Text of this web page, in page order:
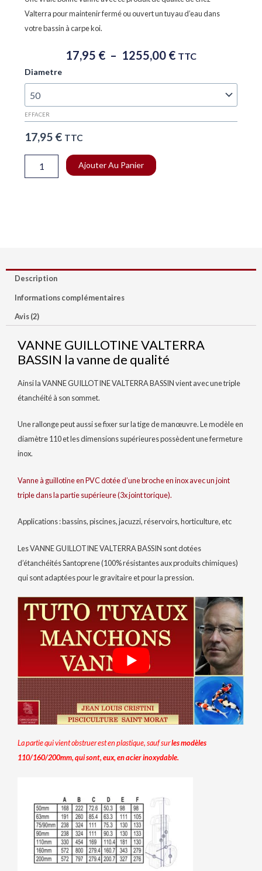
client
Valterra pour maintenir fermé ou ouvert un tuyau d’eau dans
votre bassin à carpe koi.
17,95 € – 1255,00 €Plage
Prix :
À
1255,00 €
TTC
Diametre
EFFACER
17,95 € TTC
quantité
de
Vanne
guillotine
VALTERRA
Ajouter Au Panier
Description
Informations complémentaires
Avis (2)
VANNE GUILLOTINE VALTERRA
BASSIN la vanne de qualité
Ainsi la VANNE GUILLOTINE VALTERRA BASSIN vient avec une triple
étanchéité à son sommet.
Une rallonge peut aussi se fixer sur la tige de manœuvre. Le modèle en
diamètre 110 et les dimensions supérieures possèdent une fermeture
inox.
Vanne à guillotine en PVC dotée d’une broche en inox avec un joint
triple dans la partie supérieure (3x joint torique).
Applications : bassins, piscines, jacuzzi, réservoirs, horticulture, etc
Les VANNE GUILLOTINE VALTERRA BASSIN sont dotées
d’étanchéités Santoprene (100% résistantes aux produits chimiques)
qui sont adaptées pour le gravitaire et pour la pression.
La partie qui vient obstruer est en plastique, sauf surles modèles
110/160/200mm, qui sont, eux, en acier inoxydable.